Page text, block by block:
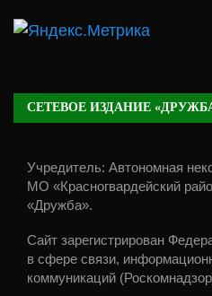
СЕТЕВОЕ ИЗДАНИЕ
Учредитель: Автономная
МО «Красногвардейский
«Дружба».
Сайт зарегистрирован
в сфере связи,
коммуникаций